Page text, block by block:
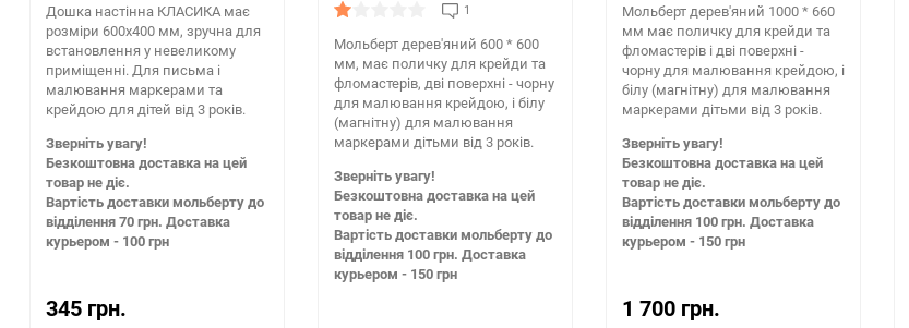
Дошка настінна КЛАСИКА має
розміри 600х400 мм, зручна для
встановлення у невеликому
приміщенні. Для письма і
малювання маркерами та
крейдою для дітей від 3 років.
Зверніть увагу!
Безкоштовна доставка на цей
товар не діє.
Вартість доставки мольберту до
відділення 70 грн. Доставка
курьером - 100 грн
345 грн.
1
Мольберт дерев'яний 600 * 600
мм, має поличку для крейди та
фломастерів, дві поверхні - чорну
для малювання крейдою, і білу
(магнітну) для малювання
маркерами дітьми від 3 років.
Зверніть увагу!
Безкоштовна доставка на цей
товар не діє.
Вартість доставки мольберту до
відділення 100 грн. Доставка
курьером - 150 грн
Мольберт дерев'яний 1000 * 660
мм має поличку для крейди та
фломастерів і дві поверхні -
чорну для малювання крейдою, і
білу (магнітну) для малювання
маркерами дітьми від 3 років.
Зверніть увагу!
Безкоштовна доставка на цей
товар не діє.
Вартість доставки мольберту до
відділення 100 грн. Доставка
курьером - 150 грн
1 700 грн.